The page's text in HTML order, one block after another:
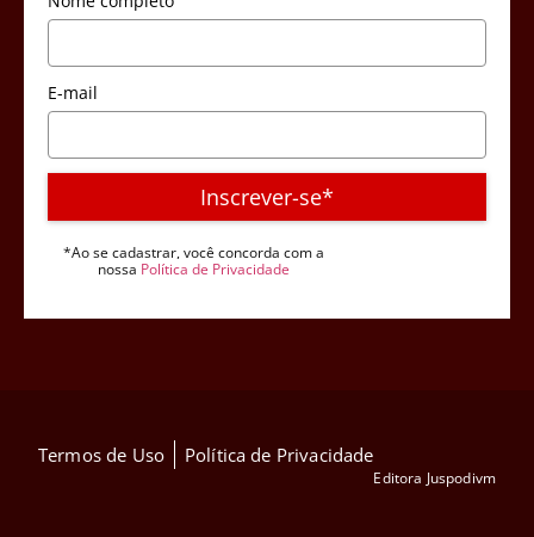
E-mail
Inscrever-se*
*Ao se cadastrar, você concorda com a
nossa Política de Privacidade
Termos de Uso Política de Privacidade
Editora Juspodivm